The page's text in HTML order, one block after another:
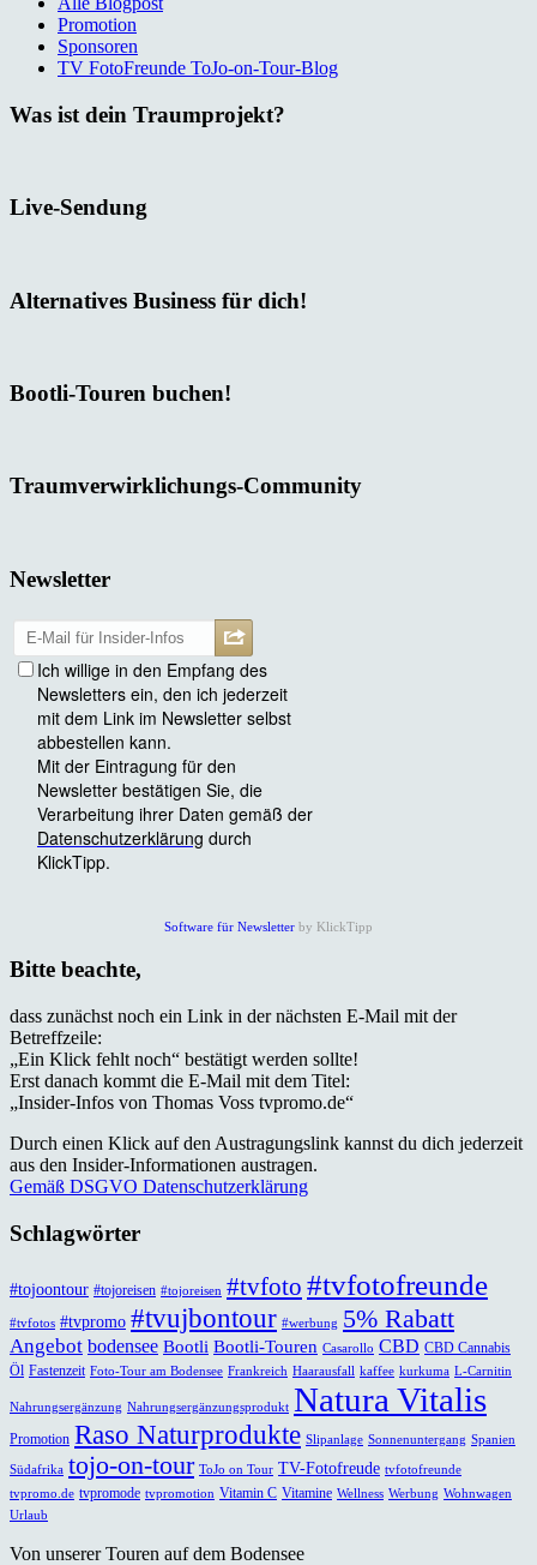
Promotion
Sponsoren
TV FotoFreunde ToJo-on-Tour-Blog
Was ist dein Traumprojekt?
Live-Sendung
Alternatives Business für dich!
Bootli-Touren buchen!
Traumverwirklichungs-Community
Newsletter
Software für Newsletter by KlickTipp
Bitte beachte,
dass zunächst noch ein Link in der nächsten E-Mail mit der
Betreffzeile:
„Ein Klick fehlt noch“ bestätigt werden sollte!
Erst danach kommt die E-Mail mit dem Titel:
„Insider-Infos von Thomas Voss tvpromo.de“
Durch einen Klick auf den Austragungslink kannst du dich jederzeit
aus den Insider-Informationen austragen.
Gemäß DSGVO Datenschutzerklärung
Schlagwörter
#tojoontour #tojoreisen #tojoreisen #tvfoto #tvfotofreunde
#tvfotos #tvpromo #tvujbontour #werbung 5% Rabatt
Angebot bodensee Bootli Bootli-Touren Casarollo CBD CBD Cannabis
Öl Fastenzeit Foto-Tour am Bodensee Frankreich Haarausfall kaffee kurkuma L-Carnitin
Nahrungsergänzung Nahrungsergänzungsprodukt Natura Vitalis
Promotion Raso Naturprodukte Slipanlage Sonnenuntergang Spanien
Südafrika tojo-on-tour ToJo on Tour TV-Fotofreude tvfotofreunde
tvpromo.de tvpromode tvpromotion Vitamin C Vitamine Wellness Werbung Wohnwagen
Urlaub
Von unserer Touren auf dem Bodensee